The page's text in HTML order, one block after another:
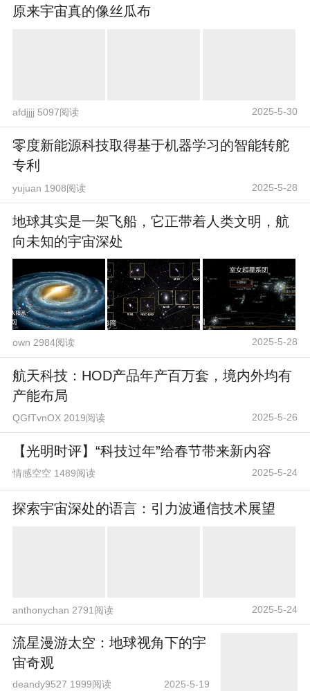
原来宇宙真的像丝瓜布
afdjjjj 5097阅读 2025-5-30
零度新能源科技取得基于机器学习的智能转舵
专利
yujuan 1908阅读 2025-5-28
地球其实是一架飞船，它正带着人类文明，航
向未知的宇宙深处
own 2984阅读 2025-5-28
航天科技：HOD产品年产百万套，境内外均有
产能布局
QGfTvnOX 2019阅读 2025-5-26
【光明时评】“科技过年”给春节带来新内容
情感空空 1489阅读 2025-5-24
探索宇宙深处的语言：引力波通信技术展望
anthonychan 2791阅读 2025-5-24
流星漫游太空：地球视角下的宇
宙奇观
deandy9527 1999阅读 2025-5-19